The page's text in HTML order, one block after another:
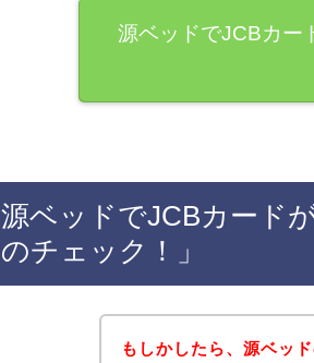
源ベッドでJCBカー
源ベッドでJCBカード
のチェック！」
もしかしたら、源ベッ